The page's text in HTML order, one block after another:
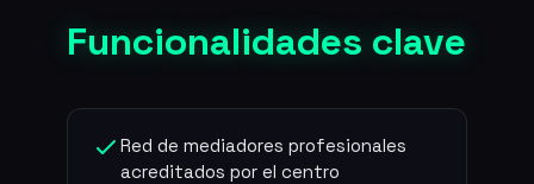
Funcionalidades clave
Red de mediadores profesionales
acreditados por el centro